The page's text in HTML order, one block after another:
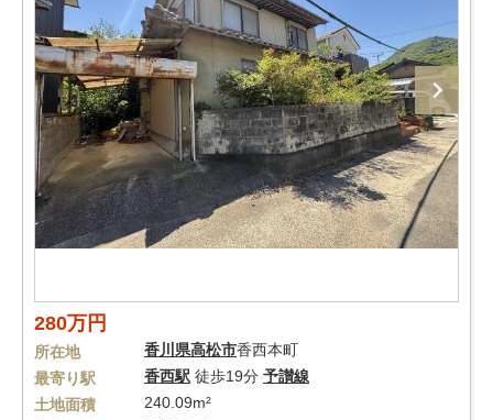
280万円
所在地 香川県高松市香西本町
最寄り駅
香西駅 徒歩19分 予讃線
土地面積
240.09m²